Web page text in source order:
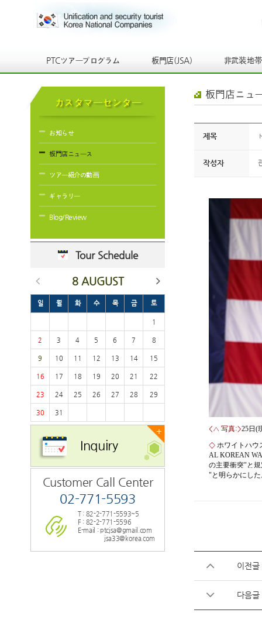
PTCツアープログラム 板門店(JSA) 非武装地帯
カスタマーセンター
お知らせ
板門店ニュース
ツアー紹介の動画
ギャラリー
Blog/Review
Tour Schedule
8 AUGUST
일 월 화 수 목 금 토
1
2 3 4 5 6 7 8
9 10 11 12 13 14 15
16 17 18 19 20 21 22
23 24 25 26 27 28 29
30 31
+
Inquiry
Customer Call Center
02-771-5593
T : 82-2-771-5593~5
F : 82-2-771-5596
E-mail : ptcjsa@gmail.com
jsa33@korea.com
板門店ニュ
제목
작성자
<△ 写真:>25日 (
◇ ホワイトハウ
AL KOREAN
の主要衝突" と
" と明 らかにし
이전글
다음글